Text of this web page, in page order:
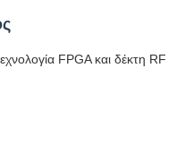
FPGA και δέκτη RF